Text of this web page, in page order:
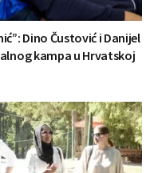
Dino Čustović i Danijel
kampa u Hrvatskoj